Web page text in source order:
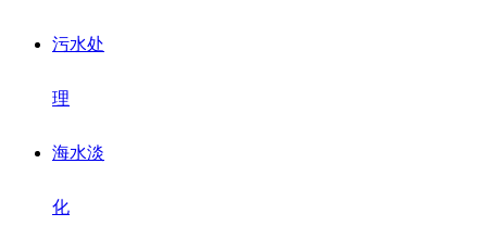
污水处
理
海水淡
化